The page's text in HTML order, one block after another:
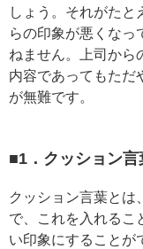
しょう。それがたと
らの印象が悪くなっ
ねません。上司から
内容であってもただ
が無難です。
■1．クッション言
クッション言葉とは
で、これを入れるこ
い印象にすることが